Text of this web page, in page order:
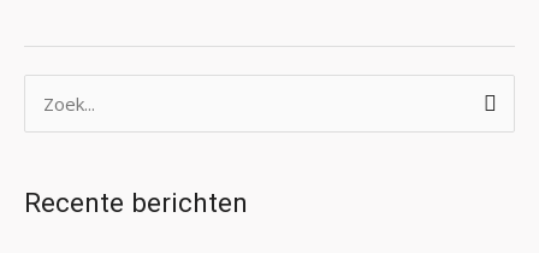
kRecente berichten